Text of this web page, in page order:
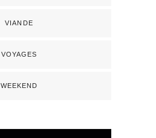
VIANDE
VOYAGES
WEEKEND